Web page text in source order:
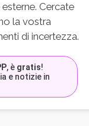
Cercate
la vostra
di incertezza.
, è gratis!
e notizie in